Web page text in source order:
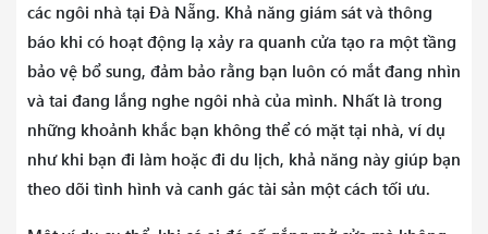
các ngôi nhà tại Đà Nẵng. Khả năng giám sát và thông
báo khi có hoạt động lạ xảy ra quanh cửa tạo ra một tầng
bảo vệ bổ sung, đảm bảo rằng bạn luôn có mắt đang nhìn
và tai đang lắng nghe ngôi nhà của mình. Nhất là trong
những khoảnh khắc bạn không thể có mặt tại nhà, ví dụ
như khi bạn đi làm hoặc đi du lịch, khả năng này giúp bạn
theo dõi tình hình và canh gác tài sản một cách tối ưu.